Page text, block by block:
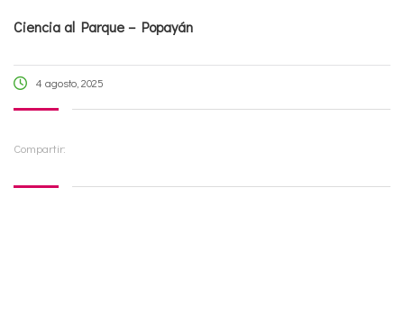
Ciencia al Parque – Popayán
4 agosto, 2025
Compartir: